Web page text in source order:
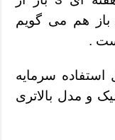
باز هم می گویم
.
توانید بعد از 3 سال استفاده سرمایه
و مدل بالاتری